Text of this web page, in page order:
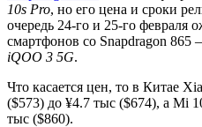
10s Pro, но его цена и сроки
очередь 24-го и 25-го февраля
смартфонов со Snapdragon 865
iQOO 3 5G.
Что касается цен, то в Китае
($573) до ¥4.7 тыс ($674), а Mi
тыс ($860).